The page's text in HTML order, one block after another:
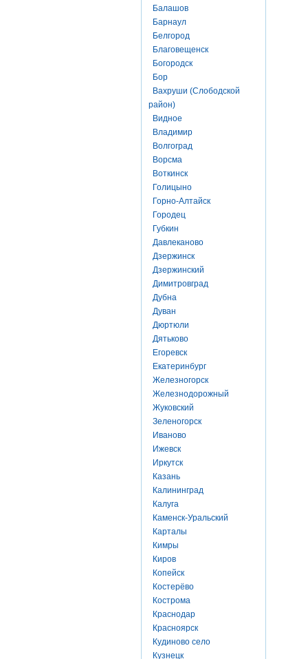
Балашов
Барнаул
Белгород
Благовещенск
Богородск
Бор
Вахруши (Слободской
район)
Видное
Владимир
Волгоград
Ворсма
Воткинск
Голицыно
Горно-Алтайск
Городец
Губкин
Давлеканово
Дзержинск
Дзержинский
Димитровград
Дубна
Дуван
Дюртюли
Дятьково
Егоревск
Екатеринбург
Железногорск
Железнодорожный
Жуковский
Зеленогорск
Иваново
Ижевск
Иркутск
Казань
Калининград
Калуга
Каменск-Уральский
Карталы
Кимры
Киров
Копейск
Костерёво
Кострома
Краснодар
Красноярск
Кудиново село
Кузнецк